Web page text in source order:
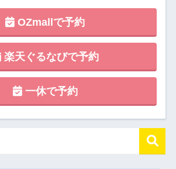
OZmallで予約
楽天ぐるなびで予約
一休で予約